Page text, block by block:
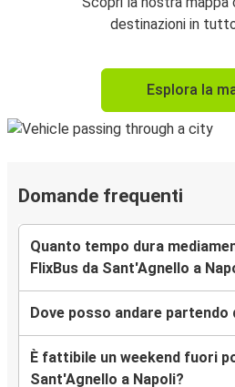
destinazioni in
Esplora la
Domande frequenti
Quanto tempo dura
FlixBus da Sant'Agnello a
Dove posso andare partendo
È fattibile un weekend fuori
Sant'Agnello a Napoli?